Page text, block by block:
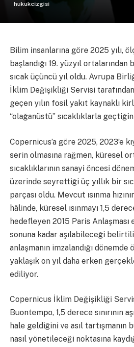
hukukcizgisi
Bilim insanlarına göre 2025 yılı,
başlandığı 19. yüzyıl
sıcak üçüncü yıl oldu. Avrupa
İklim Değişikliği Servisi
geçen yılın fosil yakıt kaynaklı
“olağanüstü” sıcaklıklarla
Copernicus’a göre 2025, 2023’e
serin olmasına rağmen, küresel
sıcaklıklarının sanayi öncesi
üzerinde seyrettiği üç yıllık bir
parçası oldu. Mevcut ısınma
hâlinde, küresel ısınmayı 1,5
hedefleyen 2015 Paris Anlaşması
sonuna kadar aşılabileceği
anlaşmanın imzalandığı
yaklaşık on yıl daha erken
ediliyor.
Copernicus İklim Değişikliği
Buontempo, 1,5 derece sınırının
hale geldiğini ve asıl tartışmanın
nasıl yönetileceği noktasına